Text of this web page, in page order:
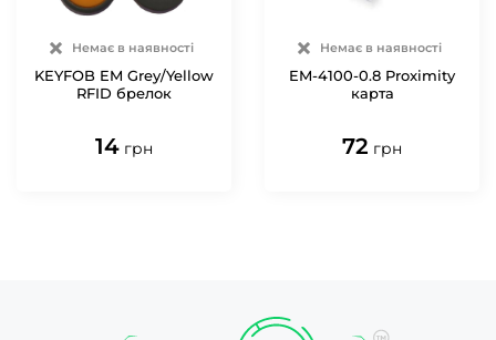
Немає в наявності
KEYFOB EM Grey/Yellow
RFID брелок
14 грн
Немає в наявності
EM-4100-0.8 Proximity
карта
72 грн